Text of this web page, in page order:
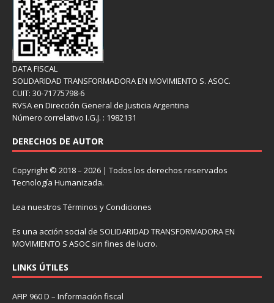
DATA FISCAL
SOLIDARIDAD TRANSFORMADORA EN MOVIMIENTO S. ASOC.
CUIT: 30-71775798-6
RVSA en Dirección General de Justicia Argentina
Número correlativo I.G.J. : 1982131
DERECHOS DE AUTOR
Copyright © 2018 – 2026 | Todos los derechos reservados
Tecnología Humanizada.
Lea nuestros Términos y Condiciones
Es una acción social de SOLIDARIDAD TRANSFORMADORA EN
MOVIMIENTO S ASOC sin fines de lucro.
LINKS ÚTILES
AFIP 960 D – Información fiscal